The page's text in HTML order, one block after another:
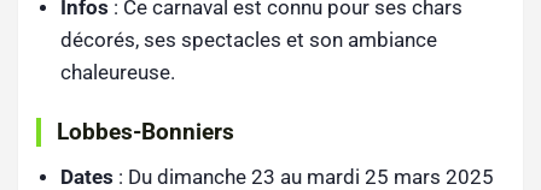
Infos : Ce carnaval est connu pour ses chars
décorés, ses spectacles et son ambiance
chaleureuse.
Lobbes-Bonniers
Dates : Du dimanche 23 au mardi 25 mars 2025